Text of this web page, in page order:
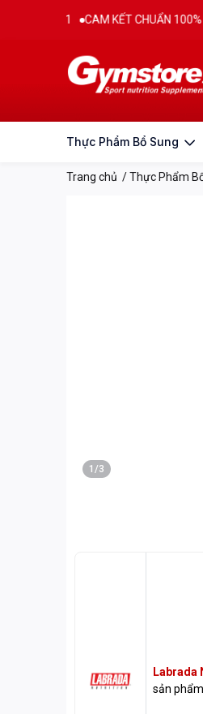
CAM KẾT CHUẨN 100% CHÍNH
Thực Phẩm Bổ Sung
Trang chủ /Thực Phẩm
Thông tin sản phẩm
1/3
Labrada
sản